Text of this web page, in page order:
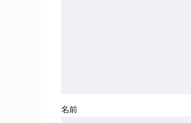
名前